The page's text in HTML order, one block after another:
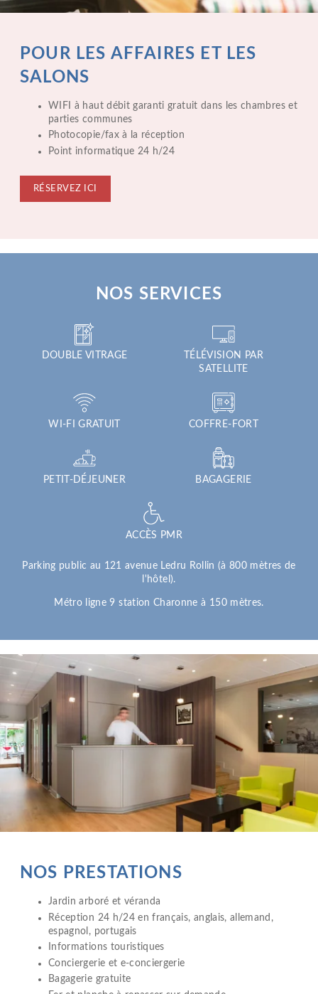
POUR LES AFFAIRES ET LES
SALONS
WIFI à haut débit garanti gratuit dans les chambres et
parties communes
Photocopie/fax à la réception
Point informatique 24 h/24
RÉSERVEZ ICI
NOS SERVICES
DOUBLE VITRAGE
TÉLÉVISION PAR
SATELLITE
WI-FI GRATUIT COFFRE-FORT
PETIT-DÉJEUNER BAGAGERIE
ACCÈS PMR
Parking public au 121 avenue Ledru Rollin (à 800 mètres de
l'hôtel).
Métro ligne 9 station Charonne à 150 mètres.
NOS PRESTATIONS
Jardin arboré et véranda
Réception 24 h/24 en français, anglais, allemand,
espagnol, portugais
Informations touristiques
Conciergerie et e-conciergerie
Bagagerie gratuite
CONTACT & ACCÈS